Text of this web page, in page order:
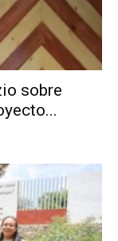
sobre